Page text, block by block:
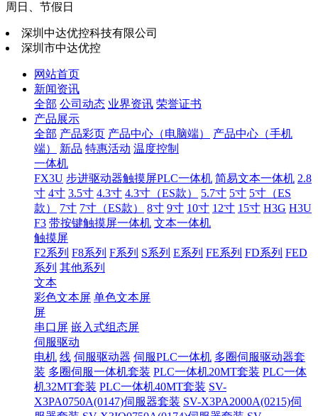
周日、节假日
深圳中达优控科技有限公司
深圳市中达优控
网站首页
新闻资讯
全部 公司动态 业界资讯 荣誉证书
产品展示
全部 产品彩页 产品中心（电脑端）
产品中心（手机
端）
新品 特惠活动 温度控制
一体机
FX3U 步进驱动器触摸屏PLC一体机 简易文本一体机 2.8
寸 4寸 3.5寸 4.3寸 4.3寸（ES款） 5.7寸 5寸 5寸（ES
款）
7寸 7寸（ES款） 8寸 9寸 10寸 12寸 15寸 H3G H3U
F3 带按键触摸屏一体机 文本一体机
触摸屏
F2系列 F8系列 F系列 S系列 E系列 FE系列 FD系列 FED
系列 其他系列
文本
彩色文本屏 单色文本屏
屏
串口屏 嵌入式组态屏
伺服驱动
电机 线 伺服驱动器 伺服PLC一体机 多圈伺服驱动器套
装 多圈伺服一体机套装 PLC一体机20MT套装 PLC一体
机32MT套装 PLC一体机40MT套装 SV-
X3PA0750A(0147)伺服器套装 SV-X3PA2000A(0215)伺